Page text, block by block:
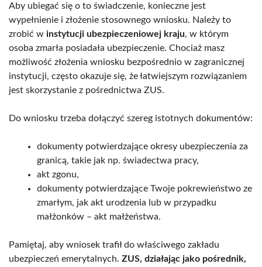
Aby ubiegać się o to świadczenie, konieczne jest
wypełnienie i złożenie stosownego wniosku. Należy to
zrobić w instytucji ubezpieczeniowej kraju, w którym
osoba zmarła posiadała ubezpieczenie. Chociaż masz
możliwość złożenia wniosku bezpośrednio w zagranicznej
instytucji, często okazuje się, że łatwiejszym rozwiązaniem
jest skorzystanie z pośrednictwa ZUS.
Do wniosku trzeba dołączyć szereg istotnych dokumentów:
dokumenty potwierdzające okresy ubezpieczenia za
granicą, takie jak np. świadectwa pracy,
akt zgonu,
dokumenty potwierdzające Twoje pokrewieństwo ze
zmarłym, jak akt urodzenia lub w przypadku
małżonków – akt małżeństwa.
Pamiętaj, aby wniosek trafił do właściwego zakładu
ubezpieczeń emerytalnych. ZUS, działając jako pośrednik,